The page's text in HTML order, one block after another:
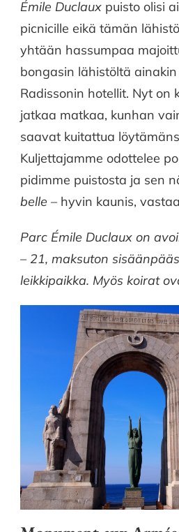
Émile Duclaux puisto olisi
picnicille eikä tämän
yhtään hassumpaa
bongasin lähistöltä
Radissonin hotellit. Nyt on
jatkaa matkaa, kunhan
saavat kuitattua
Kuljettajamme odottelee
pidimme puistosta ja sen
belle – hyvin kaunis,
Parc Émile Duclaux on
– 21, maksuton
leikkipaikka. Myös koirat